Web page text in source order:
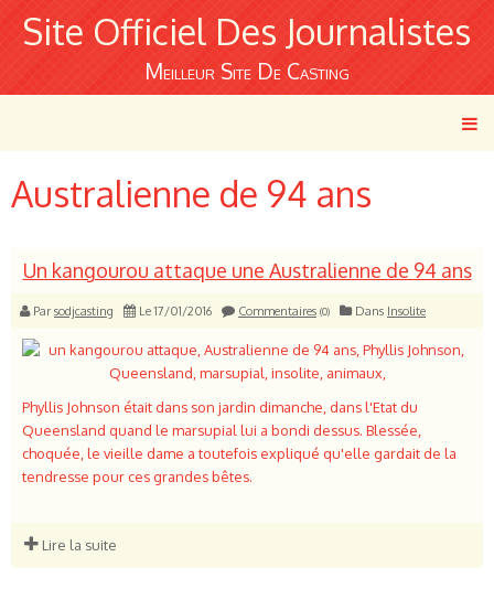
Site Officiel Des Journalistes
Meilleur Site De Casting
Australienne de 94 ans
Un kangourou attaque une Australienne de 94 ans
Par sodjcasting Le 17/01/2016 Commentaires (0) Dans Insolite
Phyllis Johnson était dans son jardin dimanche, dans l'Etat du
Queensland quand le marsupial lui a bondi dessus. Blessée,
choquée, le vieille dame a toutefois expliqué qu'elle gardait de la
tendresse pour ces grandes bêtes.
Lire la suite